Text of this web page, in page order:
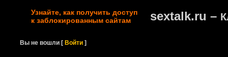
Узнайте, как получить доступ
к заблокированным сайтам
sextalk.ru –
Вы не вошли [Войти ]